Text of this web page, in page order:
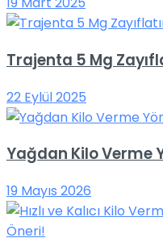
Trajenta 5 Mg
22 Eylül 2025
Yağdan Kilo Verme
19 Mayıs 2026